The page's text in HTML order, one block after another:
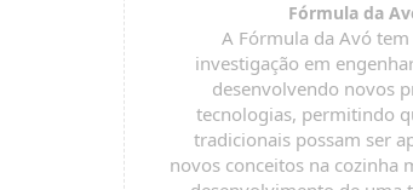
Fórmula da
A Fórmula da Avó tem
investigação em
desenvolvendo novos
tecnologias, permitindo
tradicionais possam ser
novos conceitos na cozinha